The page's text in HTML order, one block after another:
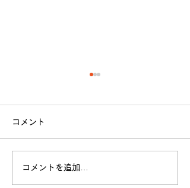
コメント
コメントを追加…